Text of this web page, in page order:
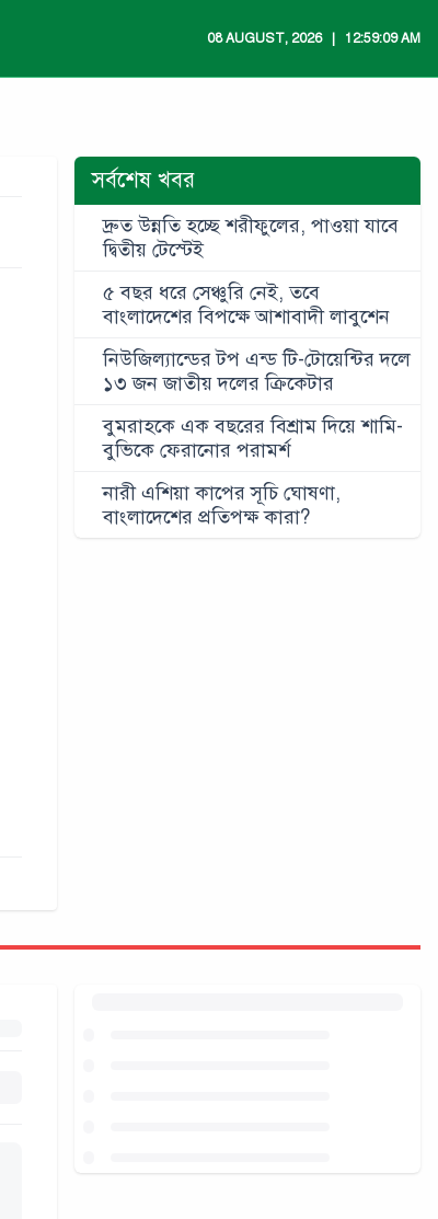
08 AUGUST, 2026 ‎ ‎ | ‎ ‎ 12:59:09 AM
সর্বশেষ খবর
দ্রুত উন্নতি হচ্ছে শরীফুলের, পাওয়া যাবে
দ্বিতীয় টেস্টেই
৫ বছর ধরে সেঞ্চুরি নেই, তবে
বাংলাদেশের বিপক্ষে আশাবাদী লাবুশেন
নিউজিল্যান্ডের টপ এন্ড টি-টোয়েন্টির দলে
১৩ জন জাতীয় দলের ক্রিকেটার
বুমরাহকে এক বছরের বিশ্রাম দিয়ে শামি-
বুভিকে ফেরানোর পরামর্শ
নারী এশিয়া কাপের সূচি ঘোষণা,
বাংলাদেশের প্রতিপক্ষ কারা?